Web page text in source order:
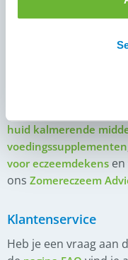
complete
aanbod aan andere
huid kalmerende
voedingssupplementen
voor eczeemdekens en
ons Zomereczeem
Klantenservice
Heb je een vraag aan